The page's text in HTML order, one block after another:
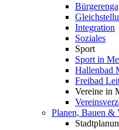
Integration
Soziales
Sport
Sport in
Hallenbad
Freibad
Vereine in
Planen, Bauen &